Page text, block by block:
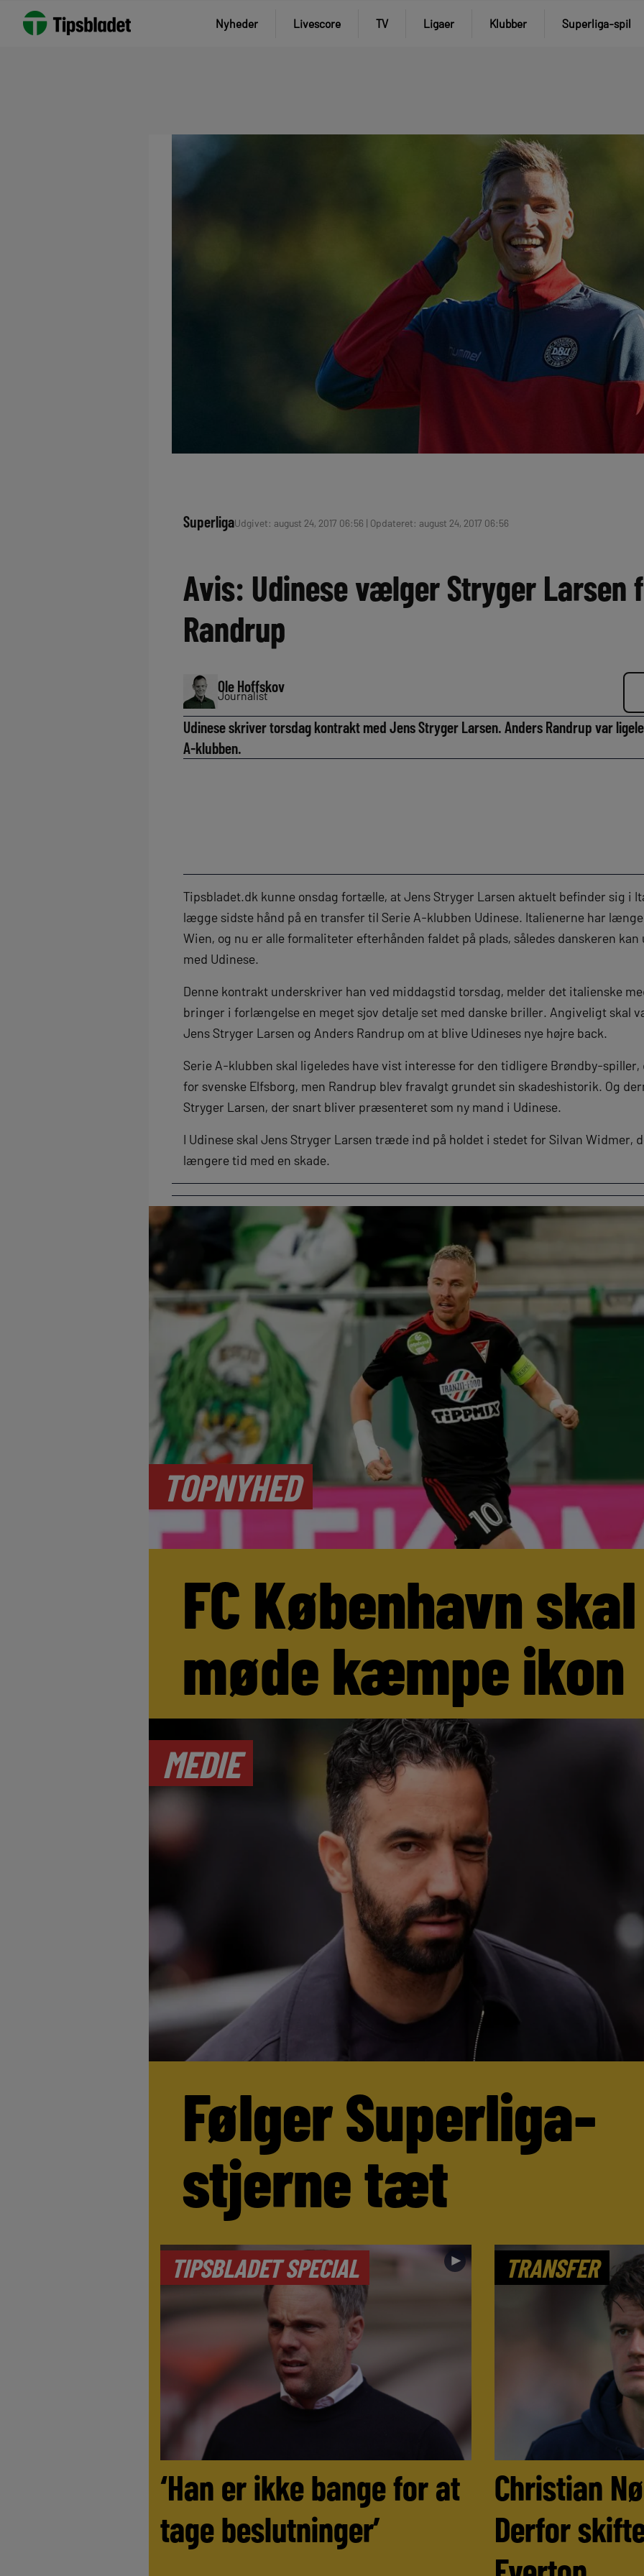
Nyheder Livescore TV Ligaer Klubber Superliga-spil
SuperligaUdgivet: august 24, 2017 06:56 | Opdateret: august 24, 2017 06:56
Avis: Udinese vælger Stryger Larsen
Randrup
Ole Hoffskov
Journalist
Udinese skriver torsdag kontrakt med Jens Stryger Larsen. Anders Randrup var
A-klubben.
Tipsbladet.dk kunne onsdag fortælle, at Jens Stryger Larsen aktuelt befinder sig i
lægge sidste hånd på en transfer til Serie A-klubben Udinese. Italienerne har
Wien, og nu er alle formaliteter efterhånden faldet på plads, således danskeren
med Udinese.
Denne kontrakt underskriver han ved middagstid torsdag, melder det italienske
bringer i forlængelse en meget sjov detalje set med danske briller. Angiveligt skal
Jens Stryger Larsen og Anders Randrup om at blive Udineses nye højre back.
Serie A-klubben skal ligeledes have vist interesse for den tidligere Brøndby-
for svenske Elfsborg, men Randrup blev fravalgt grundet sin skadeshistorik. Og
Stryger Larsen, der snart bliver præsenteret som ny mand i Udinese.
I Udinese skal Jens Stryger Larsen træde ind på holdet i stedet for Silvan Widmer,
længere tid med en skade.
TOPNYHED
FC København skal
møde kæmpe ikon
MEDIE
Følger Superliga-
stjerne tæt
TIPSBLADET SPECIAL ►
‘Han er ikke bange for at
tage beslutninger’
TRANSFER
Christian
Derfor